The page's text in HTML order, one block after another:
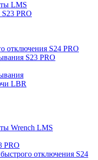
LMS
PRO
отключения S24 PRO
S23 PRO
LBR
Wrench LMS
PRO
отключения S24